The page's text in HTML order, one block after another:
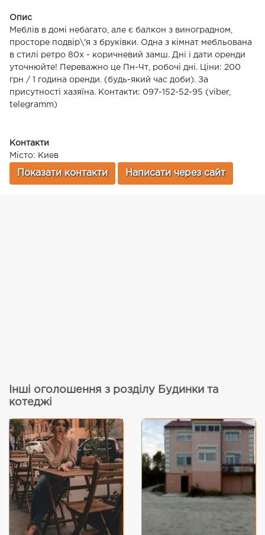
Опис
Меблів в домі небагато, але є балкон з виноградном,
просторе подвір\'я з бруківки. Одна з кімнат мебльована
в стилі ретро 80х - коричневий замш. Дні і дати оренди
уточнюйте! Переважно це Пн-Чт, робочі дні. Ціни: 200
грн / 1 година оренди. (будь-який час доби). За
присутності хазяїна. Контакти: 097-152-52-95 (viber,
telegramm)
Контакти
Місто: Киев
Показати контакти Написати через сайт
Інші оголошення з розділу Будинки та
котеджі